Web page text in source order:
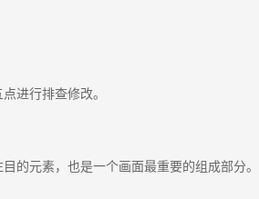
进行排查修改。
的元素，也是一个画面最重要的组成部分。